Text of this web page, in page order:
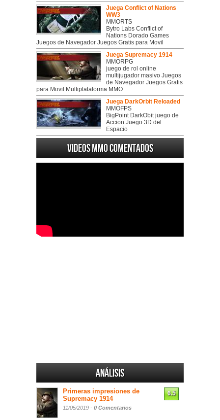
Juega Conflict of Nations
WW3
MMORTS
Bytro Labs Conflict of
Nations Dorado Games
Juegos de Navegador Juegos Gratis para Movil
Juega Supremacy 1914
MMORPG
juego de rol online
multijugador masivo Juegos
de Navegador Juegos Gratis
para Movil Multiplataforma MMO
Juega DarkOrbit Reloaded
MMOFPS
BigPoint DarkObit juego de
Accion Juego 3D del
Espacio
Videos MMO Comentados
Análisis
Primeras impresiones de
Supremacy 1914
11/05/2019 - 0 Comentarios
6.5